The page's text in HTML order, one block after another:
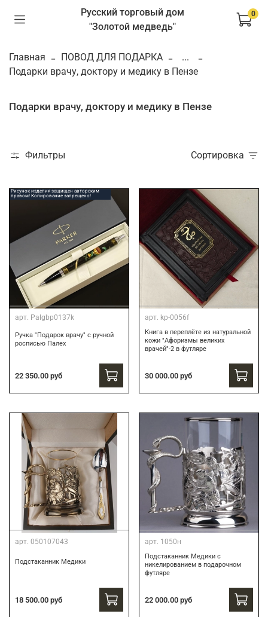
Русский торговый дом
"Золотой медведь"
0
Главная ПОВОД ДЛЯ ПОДАРКА
...
Подарки врачу, доктору и медику в Пензе
Подарки врачу, доктору и медику в Пензе
Фильтры Сортировка
Рисунок изделия защищен авторским
правом! Копирование запрещено!
арт. Palgbp0137k
Ручка "Подарок врачу" с ручной
росписью Палех
22 350.00 руб
арт. kp-0056f
Книга в переплёте из натуральной
кожи "Афоризмы великих
врачей"-2 в футляре
30 000.00 руб
арт. 050107043
Подстаканник Медики
18 500.00 руб
арт. 1050н
Подстаканник Медики с
никелированием в подарочном
футляре
22 000.00 руб